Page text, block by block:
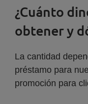
¿Cuánto
obtener y
La cantidad
préstamo para
promoción para